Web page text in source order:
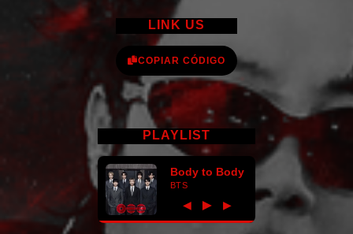
LINK US
COPIAR CÓDIGO
PLAYLIST
Body to Body
BTS
◀ ► ▶